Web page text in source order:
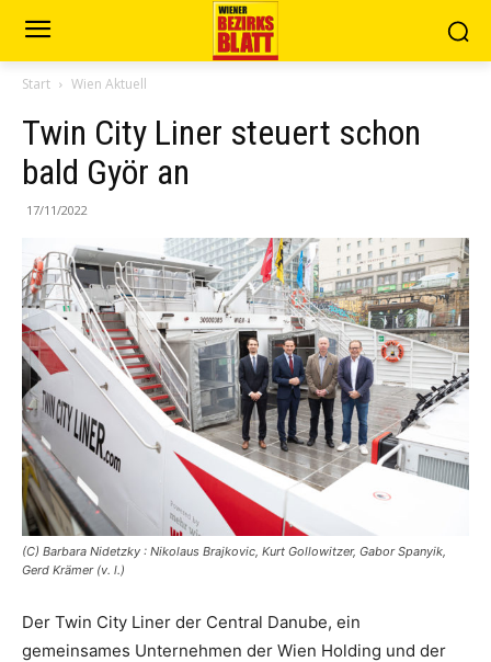
Start Wien Aktuell
Twin City Liner steuert schon
bald Györ an
17/11/2022
(C) Barbara Nidetzky : Nikolaus Brajkovic, Kurt Gollowitzer, Gabor Spanyik,
Gerd Krämer (v. l.)
Der Twin City Liner der Central Danube, ein
gemeinsames Unternehmen der Wien Holding und der